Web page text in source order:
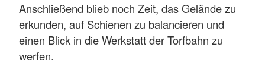
Anschließend blieb noch Zeit, das Gelände zu
erkunden, auf Schienen zu balancieren und
einen Blick in die Werkstatt der Torfbahn zu
werfen.